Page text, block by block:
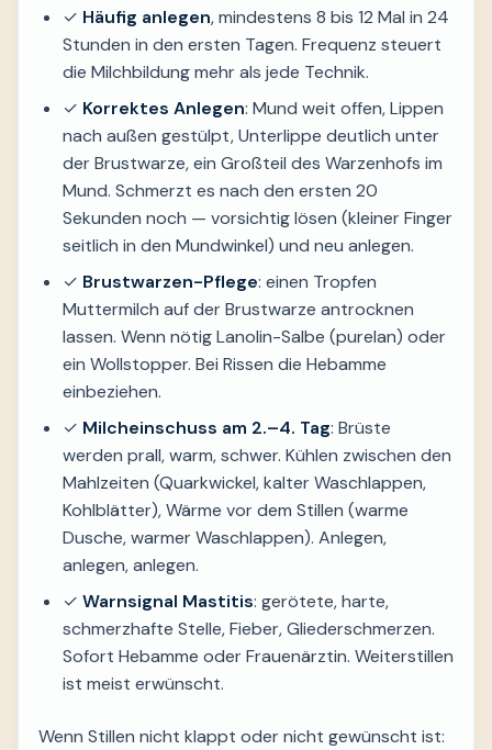
✓ Häufig anlegen, mindestens 8 bis 12 Mal in 24
Stunden in den ersten Tagen. Frequenz steuert
die Milchbildung mehr als jede Technik.
✓ Korrektes Anlegen: Mund weit offen, Lippen
nach außen gestülpt, Unterlippe deutlich unter
der Brustwarze, ein Großteil des Warzenhofs im
Mund. Schmerzt es nach den ersten 20
Sekunden noch — vorsichtig lösen (kleiner Finger
seitlich in den Mundwinkel) und neu anlegen.
✓ Brustwarzen-Pflege: einen Tropfen
Muttermilch auf der Brustwarze antrocknen
lassen. Wenn nötig Lanolin-Salbe (purelan) oder
ein Wollstopper. Bei Rissen die Hebamme
einbeziehen.
✓ Milcheinschuss am 2.–4. Tag: Brüste
werden prall, warm, schwer. Kühlen zwischen den
Mahlzeiten (Quarkwickel, kalter Waschlappen,
Kohlblätter), Wärme vor dem Stillen (warme
Dusche, warmer Waschlappen). Anlegen,
anlegen, anlegen.
✓ Warnsignal Mastitis: gerötete, harte,
schmerzhafte Stelle, Fieber, Glieder­schmerzen.
Sofort Hebamme oder Frauenärztin. Weiterstillen
ist meist erwünscht.
Wenn Stillen nicht klappt oder nicht gewünscht ist: